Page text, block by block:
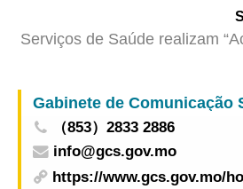
Senhora do Amparo durante
Trabalhador
Serviços de Saúde realizam
salvaguarda da saúde
Gabinete de Comunicação
（853）2833 2886
info@gcs.gov.mo
https://www.gcs.gov.mo/